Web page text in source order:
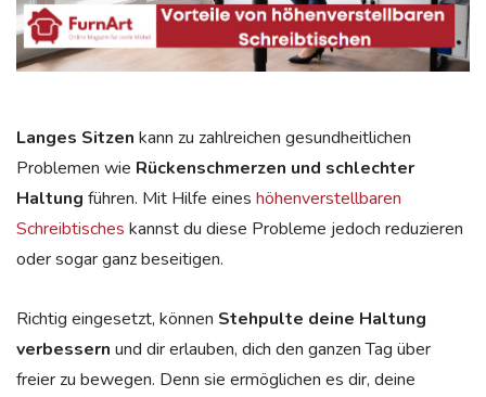
Langes Sitzen kann zu zahlreichen gesundheitlichen
Problemen wie Rückenschmerzen und schlechter
Haltung führen. Mit Hilfe eines höhenverstellbaren
Schreibtisches kannst du diese Probleme jedoch reduzieren
oder sogar ganz beseitigen.
Richtig eingesetzt, können Stehpulte deine Haltung
verbessern und dir erlauben, dich den ganzen Tag über
freier zu bewegen. Denn sie ermöglichen es dir, deine